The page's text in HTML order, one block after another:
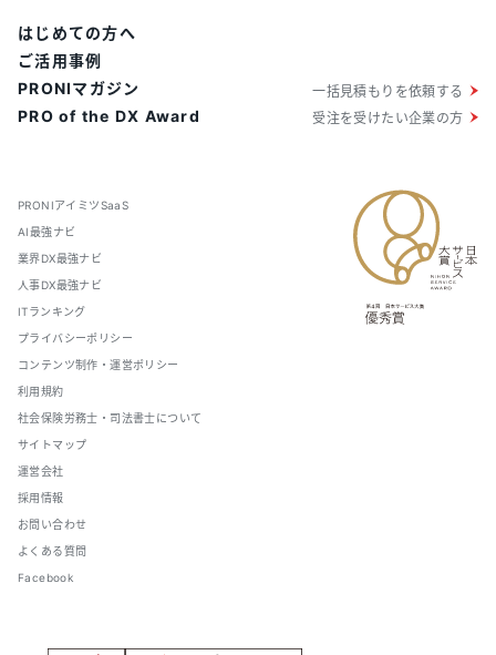
PRONIアイミツSaaS
AI最強ナビ
業界DX最強ナビ
人事DX最強ナビ
ITランキング
プライバシーポリシー
コンテンツ制作・運営ポリシー
利用規約
社会保険労務士・司法書士について
サイトマップ
運営会社
採用情報
お問い合わせ
よくある質問
Facebook
はじめての方へ
ご活用事例
PRONIマガジン
PRO of the DX Award
一括見積もりを依頼する
受注を受けたい企業の方